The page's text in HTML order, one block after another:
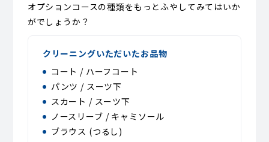
オプションコースの種類をもっとふやしてみてはいか
がでしょうか？
クリーニングいただいたお品物
コート / ハーフコート
パンツ / スーツ下
スカート / スーツ下
ノースリーブ / キャミソール
ブラウス (つるし)